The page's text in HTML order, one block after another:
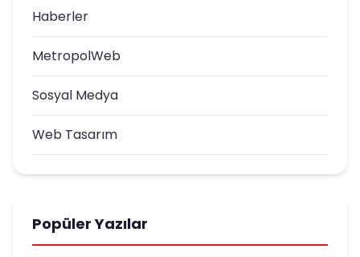
Haberler
MetropolWeb
Sosyal Medya
Web Tasarım
Popüler Yazılar